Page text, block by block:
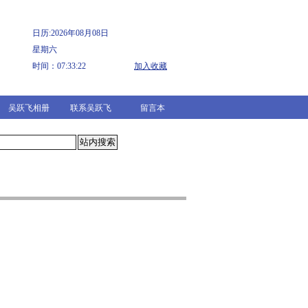
日历:2026年08月08日
星期六
时间：07:33:22
加入收藏
吴跃飞相册 联系吴跃飞 留言本